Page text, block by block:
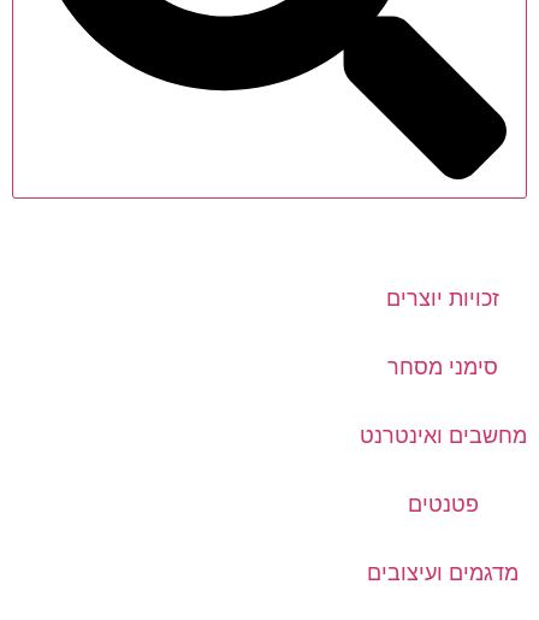
זכויות יוצרים
סימני מסחר
מחשבים ואינטרנט
פטנטים
מדגמים ועיצובים